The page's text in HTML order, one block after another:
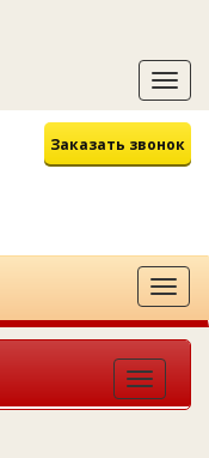
Заказать звонок
Toggle